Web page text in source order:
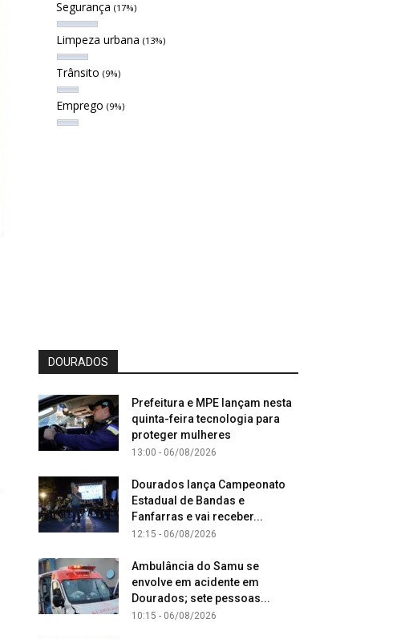
Segurança (17%)
Limpeza urbana (13%)
Trânsito (9%)
Emprego (9%)
DOURADOS
Prefeitura e MPE lançam nesta
quinta-feira tecnologia para
proteger mulheres
13:00 - 06/08/2026
Dourados lança Campeonato
Estadual de Bandas e
Fanfarras e vai receber...
12:15 - 06/08/2026
Ambulância do Samu se
envolve em acidente em
Dourados; sete pessoas...
10:15 - 06/08/2026